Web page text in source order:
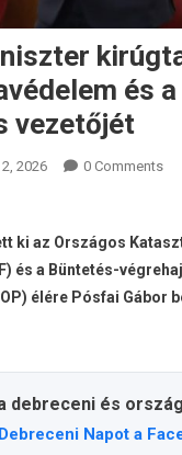
és
vezetőjét
2026 0 Comments
ki az Országos
és a Büntetés-
élére Pósfai Gábor
debreceni és
Napot a